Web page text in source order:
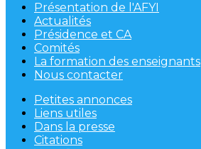
Présentation de l'AFYI
Actualités
Présidence et CA
Comités
La formation des enseignants
Nous contacter
Petites annonces
Liens utiles
Dans la presse
Citations